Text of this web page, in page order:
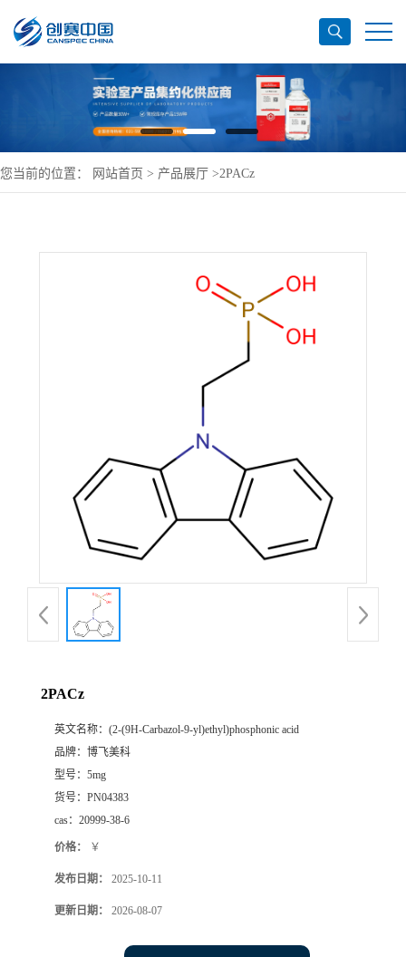
您当前的位置： 网站首页 > 产品展厅 >2PACz
2PACz
英文名称： (2-(9H-Carbazol-9-yl)ethyl)phosphonic acid
品牌： 博飞美科
型号： 5mg
货号： PN04383
cas： 20999-38-6
价格： ￥
发布日期： 2025-10-11
更新日期： 2026-08-07